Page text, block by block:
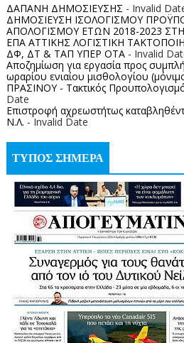
ΔΑΠΑΝΗ ΔΗΜΟΣΙΕΥΣΗΣ - Invalid
ΔΗΜΟΣΙΕΥΣΗ ΙΣΟΛΟΓΙΣΜΟΥ
ΑΠΟΛΟΓΙΣΜΟΥ ΕΤΩΝ 2018-2023
ΕΠΑ ΑΤΤΙΚΗΣ ΛΟΓΙΣΤΙΚΗ
ΔΦ, ΔΤ & ΤΑΠ ΥΠΕΡ ΟΤΑ- Invalid
Αποζημίωση για εργασία προς
ωραρίου ενιαίου μισθολογίου
ΠΡΑΣΙΝΟΥ - Τακτικός
Date
Επιστροφή αχρεωστήτως
Ν.Λ. - Invalid Date
ΤΥΠΟΣ ΣΗΜΕΡΑ